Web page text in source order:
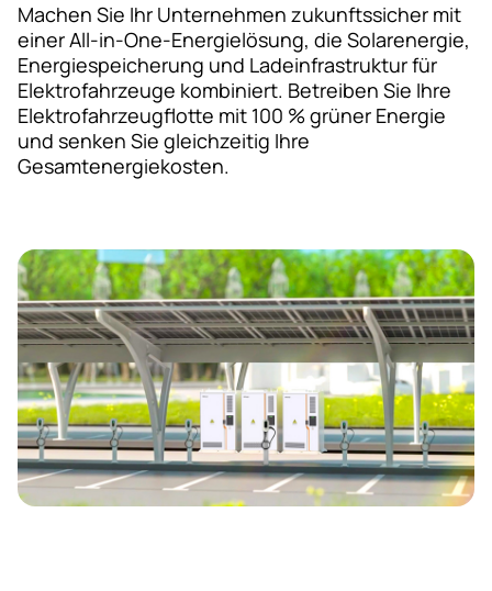
Machen Sie Ihr Unternehmen zukunftssicher mit
einer All-in-One-Energielösung, die Solarenergie,
Energiespeicherung und Ladeinfrastruktur für
Elektrofahrzeuge kombiniert. Betreiben Sie Ihre
Elektrofahrzeugflotte mit 100 % grüner Energie
und senken Sie gleichzeitig Ihre
Gesamtenergiekosten.